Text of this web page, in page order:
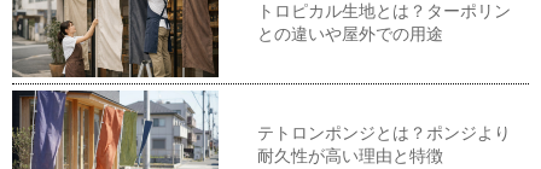
トロピカル生地とは？ターポリン
との違いや屋外での用途
テトロンポンジとは？ポンジより
耐久性が高い理由と特徴